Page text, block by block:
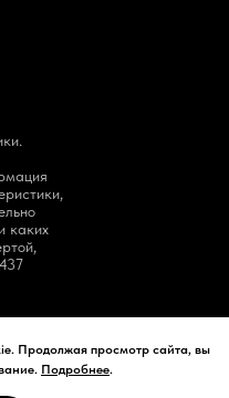
Продолжая просмотр сайта, вы
Подробнее.
каких